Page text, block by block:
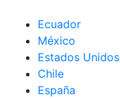
Ecuador
México
Estados Unidos
Chile
España